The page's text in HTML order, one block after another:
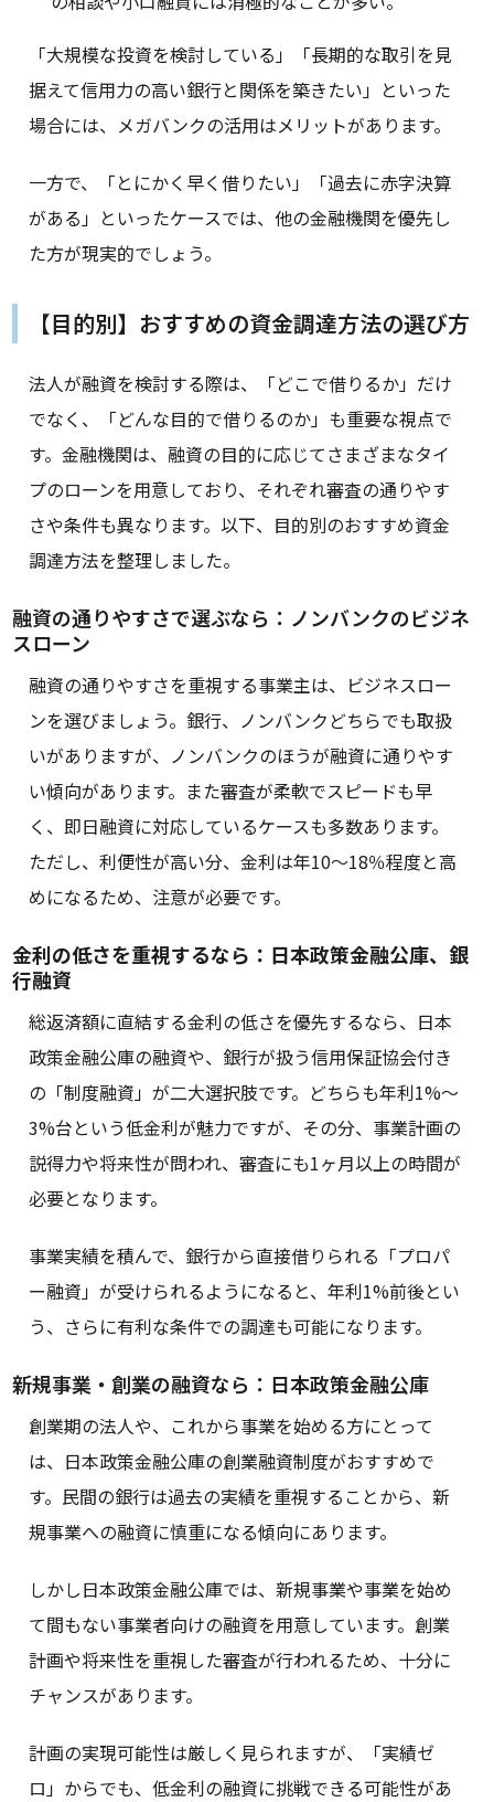
「大規模な投資を検討している」「長期的な取引を見
据えて信用力の高い銀行と関係を築きたい」といった
場合には、メガバンクの活用はメリットがあります。
一方で、「とにかく早く借りたい」「過去に赤字決算
がある」といったケースでは、他の金融機関を優先し
た方が現実的でしょう。
【目的別】おすすめの資金調達方法の選び方
法人が融資を検討する際は、「どこで借りるか」だけ
でなく、「どんな目的で借りるのか」も重要な視点で
す。金融機関は、融資の目的に応じてさまざまなタイ
プのローンを用意しており、それぞれ審査の通りやす
さや条件も異なります。以下、目的別のおすすめ資金
調達方法を整理しました。
融資の通りやすさで選ぶなら：ノンバンクのビジネ
スローン
融資の通りやすさを重視する事業主は、ビジネスロー
ンを選びましょう。銀行、ノンバンクどちらでも取扱
いがありますが、ノンバンクのほうが融資に通りやす
い傾向があります。また審査が柔軟でスピードも早
く、即日融資に対応しているケースも多数あります。
ただし、利便性が高い分、金利は年10〜18％程度と高
めになるため、注意が必要です。
金利の低さを重視するなら：日本政策金融公庫、銀
行融資
総返済額に直結する金利の低さを優先するなら、日本
政策金融公庫の融資や、銀行が扱う信用保証協会付き
の「制度融資」が二大選択肢です。どちらも年利1%〜
3%台という低金利が魅力ですが、その分、事業計画の
説得力や将来性が問われ、審査にも1ヶ月以上の時間が
必要となります。
事業実績を積んで、銀行から直接借りられる「プロパ
ー融資」が受けられるようになると、年利1%前後とい
う、さらに有利な条件での調達も可能になります。
新規事業・創業の融資なら：日本政策金融公庫
創業期の法人や、これから事業を始める方にとって
は、日本政策金融公庫の創業融資制度がおすすめで
す。民間の銀行は過去の実績を重視することから、新
規事業への融資に慎重になる傾向にあります。
しかし日本政策金融公庫では、新規事業や事業を始め
て間もない事業者向けの融資を用意しています。創業
計画や将来性を重視した審査が行われるため、十分に
チャンスがあります。
計画の実現可能性は厳しく見られますが、「実績ゼ
ロ」からでも、低金利の融資に挑戦できる可能性があ